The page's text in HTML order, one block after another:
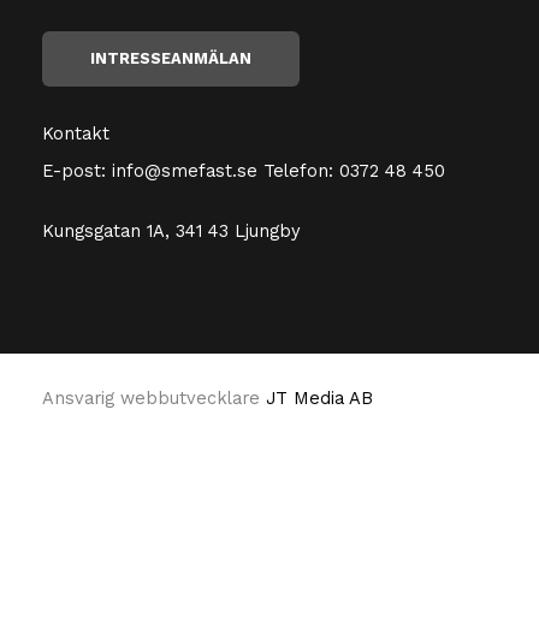
INTRESSEANMÄLAN
Kontakt
E-post: info@smefast.se Telefon: 0372 48 450
Kungsgatan 1A, 341 43 Ljungby
Ansvarig webbutvecklare JT Media AB